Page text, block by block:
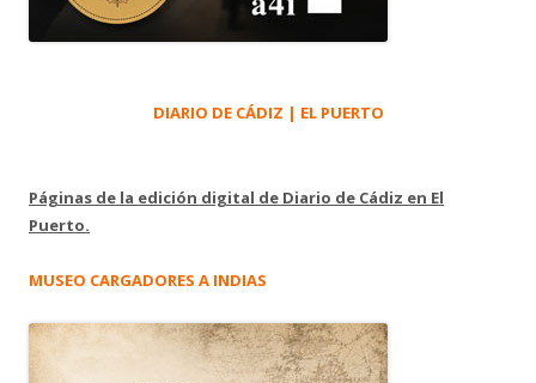
DIARIO DE CÁDIZ | EL PUERTO
Páginas de la edición digital de Diario de Cádiz en El
Puerto.
MUSEO CARGADORES A INDIAS